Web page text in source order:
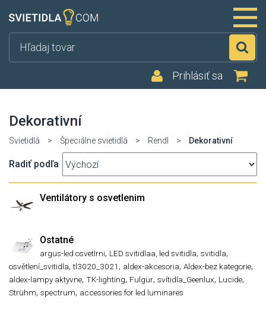
Prihlásiť sa
Dekorativní
Svietidlá > Špeciálne svietidlá > Rendl > Dekorativní
Radiť podľa
Ventilátory s osvetlenim
Ostatné
argus-led osvetlrni, LED svitidlaa, led svitidla, svitidla,
osvětlení_svitidla,tl3020_3021 , aldex-akcesoria, Aldex-bez kategorie,
aldex-lampy aktyvne, TK-lighting, Fulgur, svítidla_Geenlux, Lucide,
Strühm, spectrum, accessories for led luminares